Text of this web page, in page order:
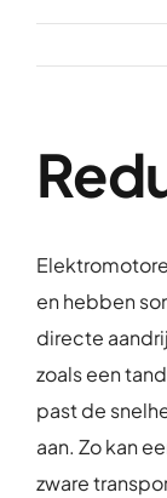
en hebben
directe
zoals een
past de
aan. Zo kan
zware